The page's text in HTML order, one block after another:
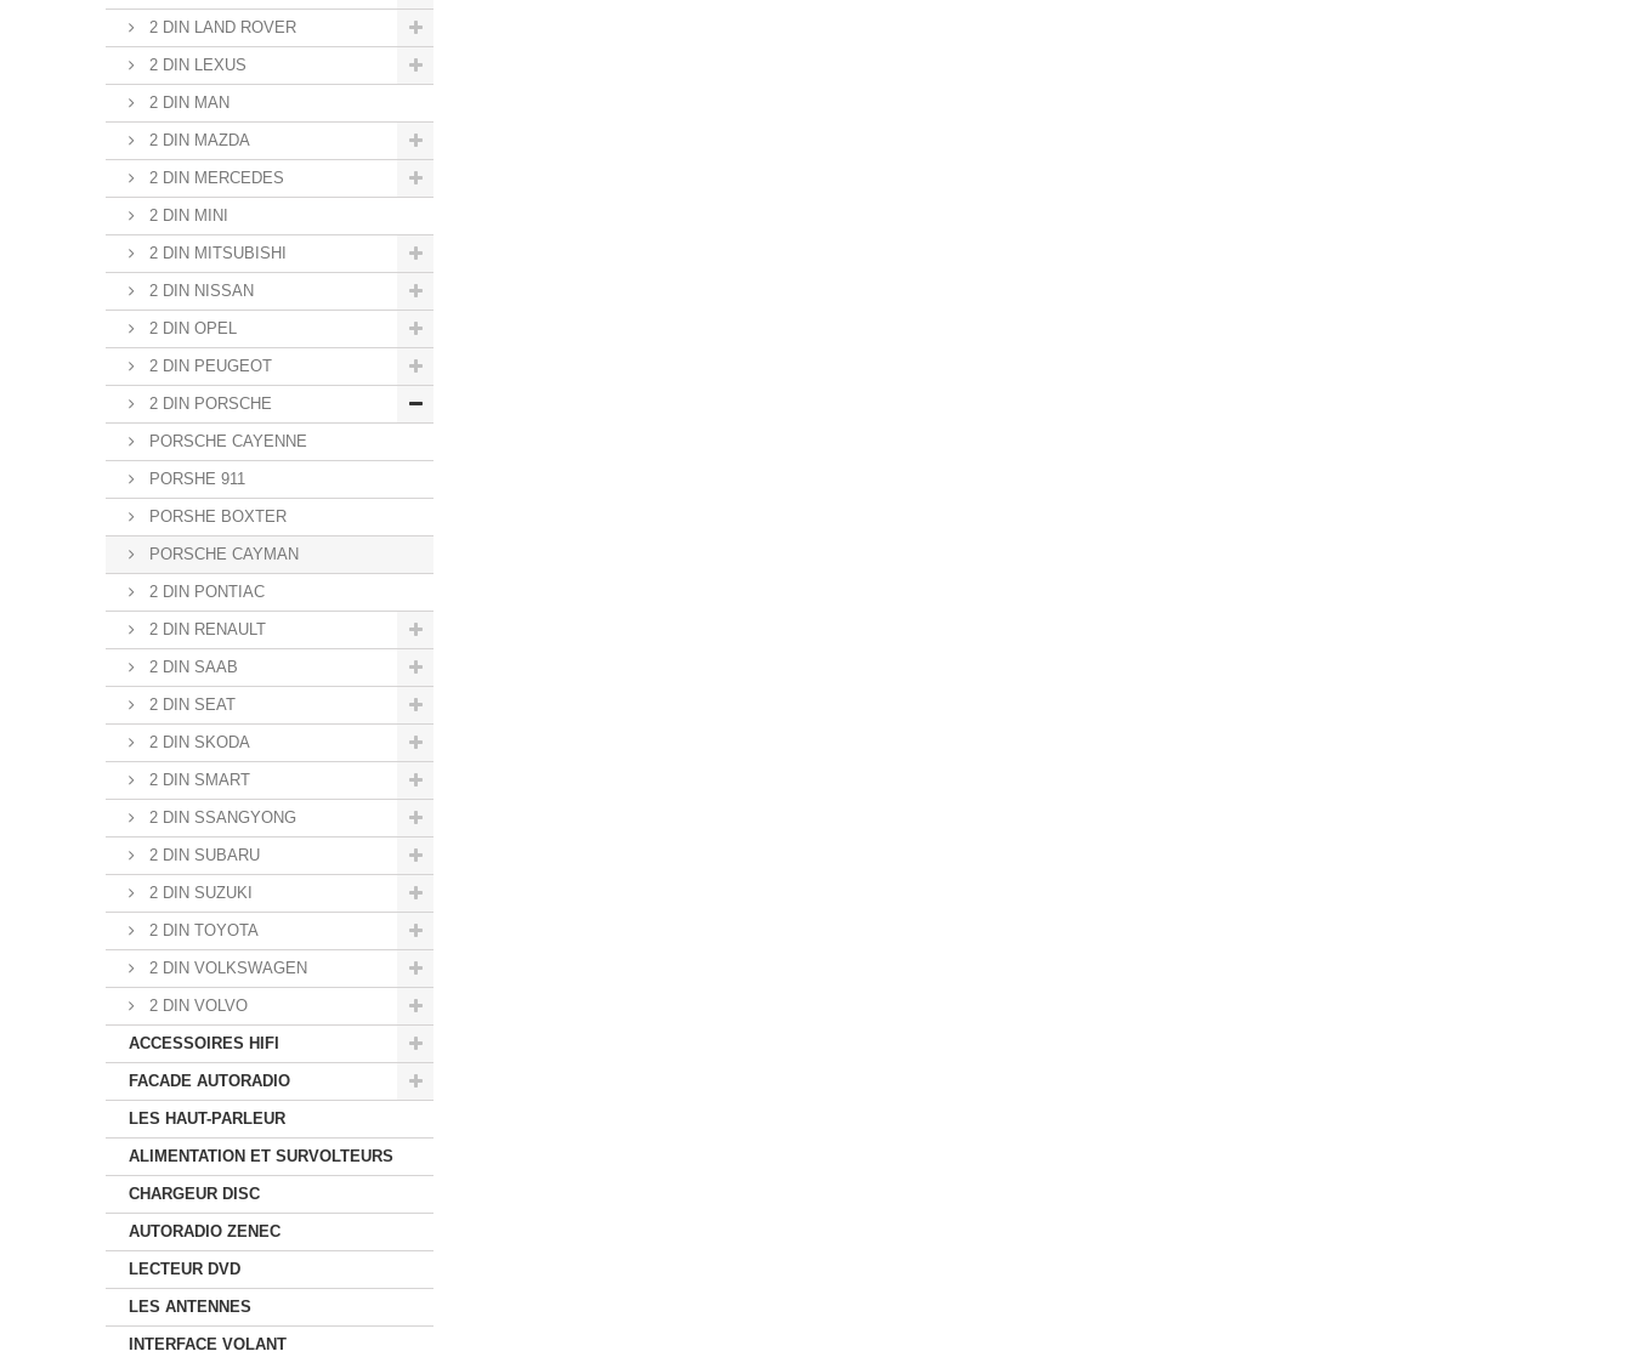
2 DIN LAND ROVER
2 DIN LEXUS
2 DIN MAN
2 DIN MAZDA
2 DIN MERCEDES
2 DIN MINI
2 DIN MITSUBISHI
2 DIN NISSAN
2 DIN OPEL
2 DIN PEUGEOT
2 DIN PORSCHE
PORSCHE CAYENNE
PORSHE 911
PORSHE BOXTER
PORSCHE CAYMAN
2 DIN PONTIAC
2 DIN RENAULT
2 DIN SAAB
2 DIN SEAT
2 DIN SKODA
2 DIN SMART
2 DIN SSANGYONG
2 DIN SUBARU
2 DIN SUZUKI
2 DIN TOYOTA
2 DIN VOLKSWAGEN
2 DIN VOLVO
ACCESSOIRES HIFI
FACADE AUTORADIO
LES HAUT-PARLEUR
ALIMENTATION ET SURVOLTEURS
CHARGEUR DISC
AUTORADIO ZENEC
LECTEUR DVD
LES ANTENNES
INTERFACE VOLANT